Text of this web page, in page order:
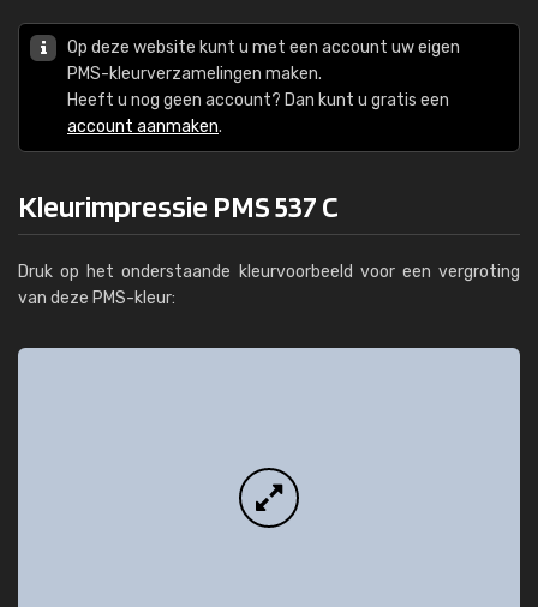
Op deze website kunt u met een account uw eigen
PMS-kleurverzamelingen maken.
Heeft u nog geen account? Dan kunt u gratis een
account aanmaken.
Kleurimpressie PMS 537 C
Druk op het onderstaande kleurvoorbeeld voor een vergroting
van deze PMS-kleur: